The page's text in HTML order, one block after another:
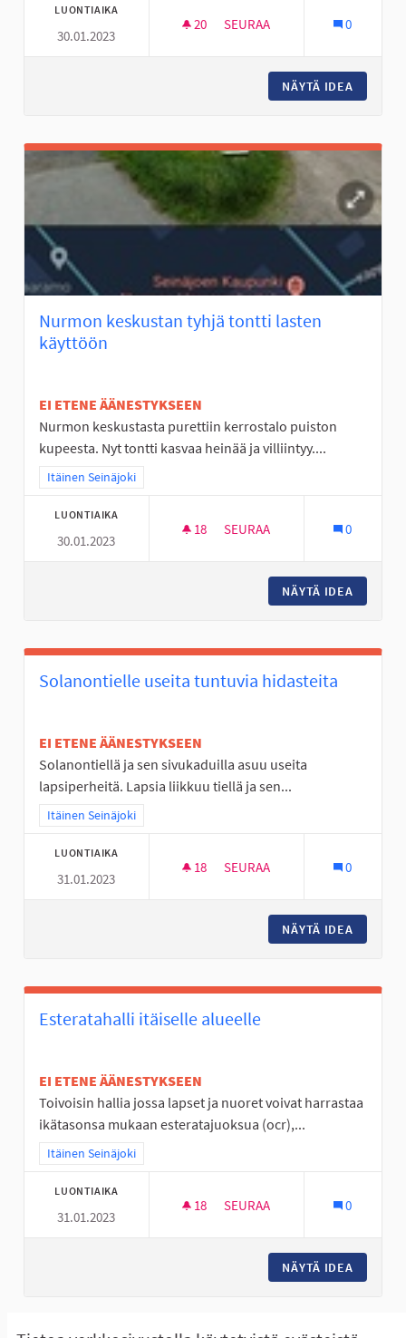
LUONTIAIKA
30.01.2023
20 20 SEURAAJAA
SEURAA 0
NÄYTÄ IDEA
Nurmon keskustan tyhjä tontti lasten
käyttöön
EI ETENE ÄÄNESTYKSEEN
Nurmon keskustasta purettiin kerrostalo puiston
kupeesta. Nyt tontti kasvaa heinää ja villiintyy....
Rajaa tulokset teeman mukaan: Itäinen Seinäjoki
Itäinen Seinäjoki
LUONTIAIKA
30.01.2023
18 18 SEURAAJAA
SEURAA 0
NÄYTÄ IDEA
Solanontielle useita tuntuvia hidasteita
EI ETENE ÄÄNESTYKSEEN
Solanontiellä ja sen sivukaduilla asuu useita
lapsiperheitä. Lapsia liikkuu tiellä ja sen...
Rajaa tulokset teeman mukaan: Itäinen Seinäjoki
Itäinen Seinäjoki
LUONTIAIKA
31.01.2023
18 18 SEURAAJAA
SEURAA 0
NÄYTÄ IDEA
Esteratahalli itäiselle alueelle
EI ETENE ÄÄNESTYKSEEN
Toivoisin hallia jossa lapset ja nuoret voivat harrastaa
ikätasonsa mukaan esteratajuoksua (ocr),...
Rajaa tulokset teeman mukaan: Itäinen Seinäjoki
Itäinen Seinäjoki
LUONTIAIKA
31.01.2023
18 18 SEURAAJAA
SEURAA 0
NÄYTÄ IDEA